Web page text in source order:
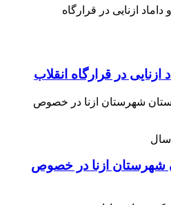
در قرارگاه انقلاب
سال
شهرستان ازنا در خصوص